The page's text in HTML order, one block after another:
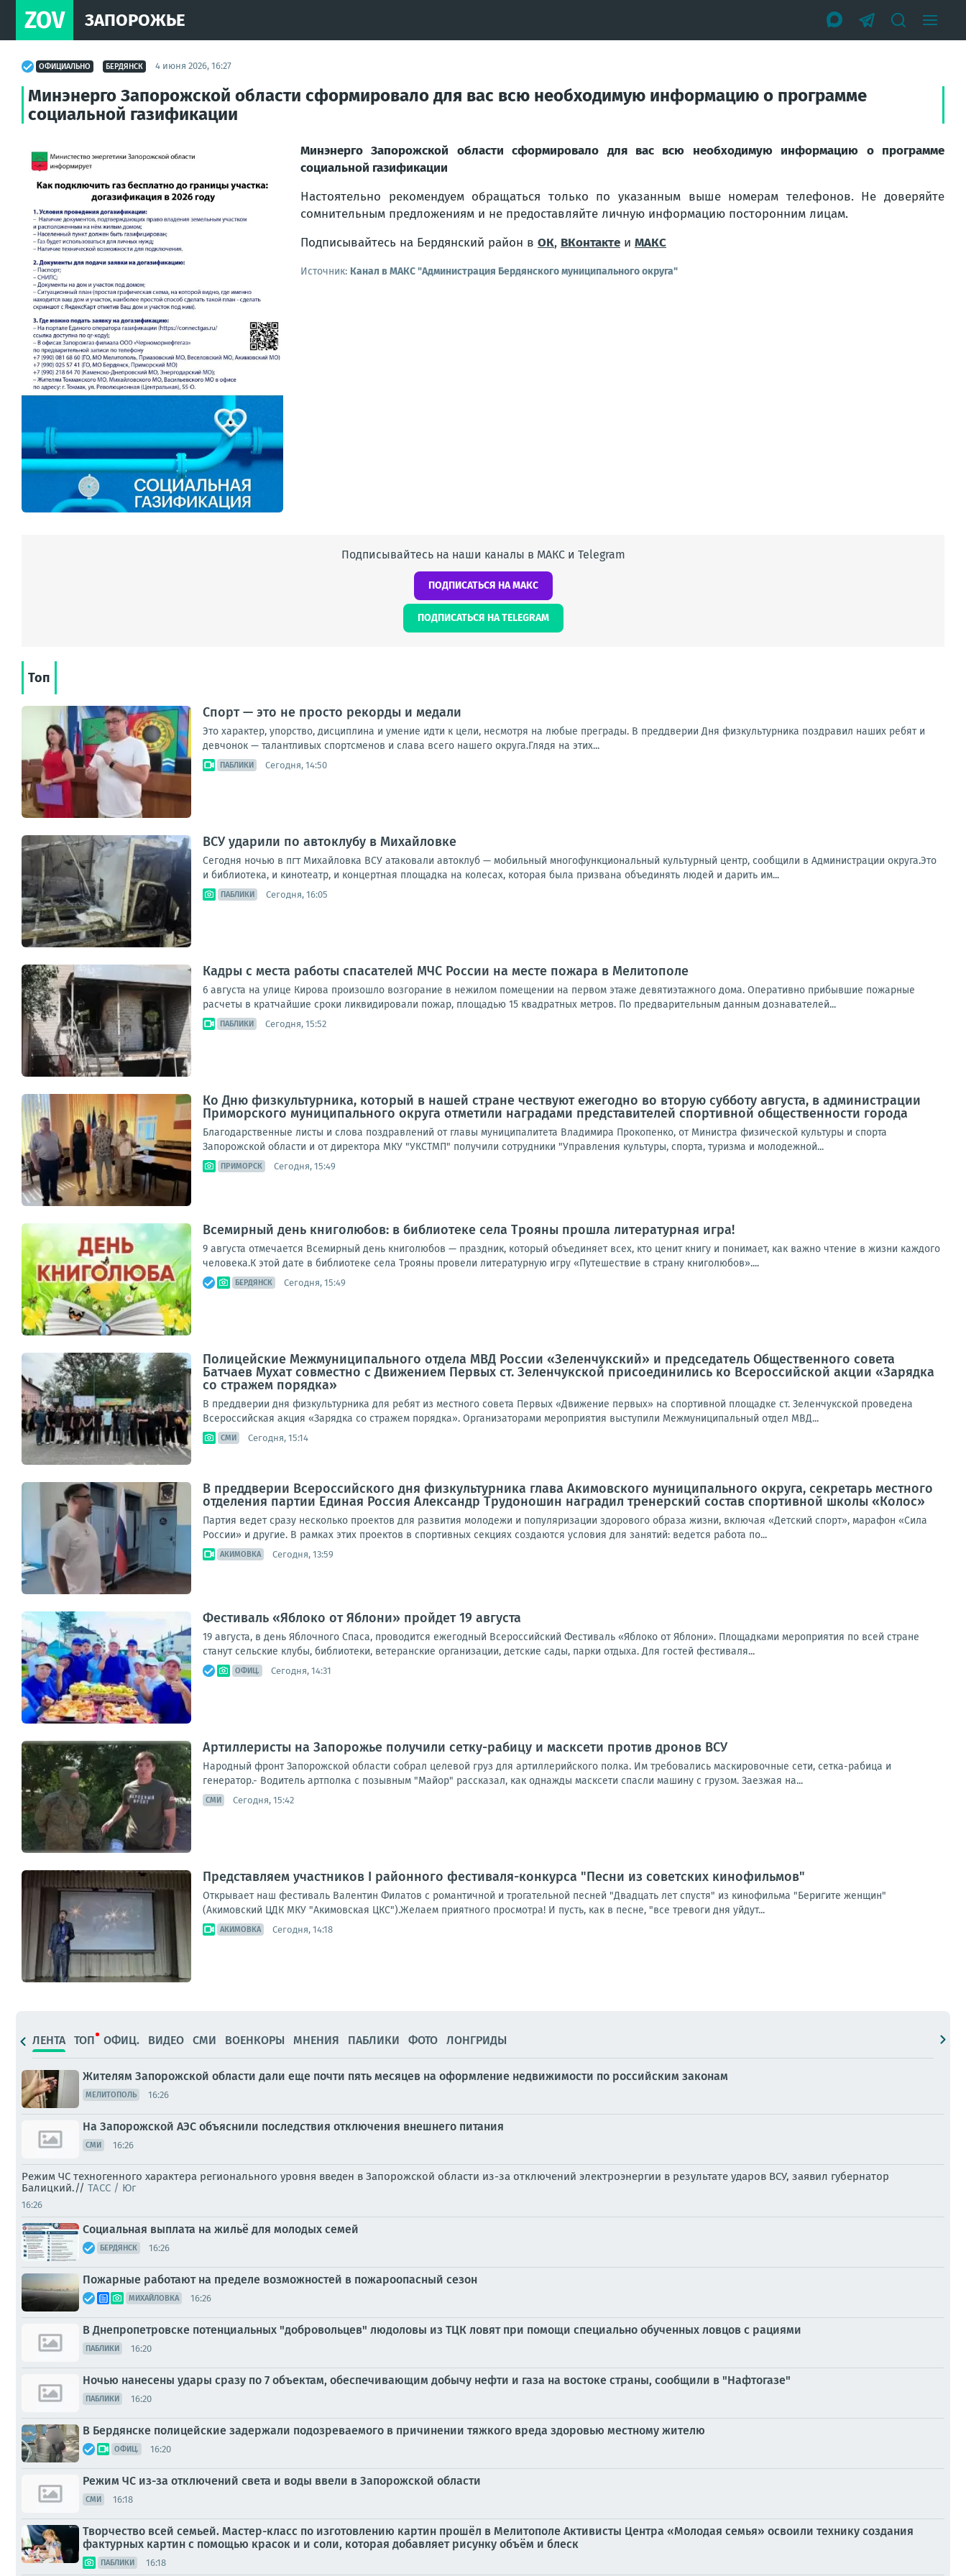
ZOV ЗАПОРОЖЬЕ
ОФИЦИАЛЬНО БЕРДЯНСК 4 июня 2026, 16:27
Минэнерго Запорожской области сформировало для вас всю необходимую информацию о программе
социальной газификации
Минэнерго Запорожской области сформировало для вас всю необходимую информацию о программе
социальной газификации
Настоятельно рекомендуем обращаться только по указанным выше номерам телефонов. Не доверяйте
сомнительным предложениям и не предоставляйте личную информацию посторонним лицам.
Подписывайтесь на Бердянский район в ОК, ВКонтакте и МАКС
Источник: Канал в МАКС "Администрация Бердянского муниципального округа"
Подписывайтесь на наши каналы в МАКС и Telegram
ПОДПИСАТЬСЯ НА МАКС
ПОДПИСАТЬСЯ НА TELEGRAM
Топ
Спорт — это не просто рекорды и медали
Это характер, упорство, дисциплина и умение идти к цели, несмотря на любые преграды. В преддверии Дня физкультурника поздравил наших ребят и
девчонок — талантливых спортсменов и слава всего нашего округа.Глядя на этих...
ПАБЛИКИ Сегодня, 14:50
ВСУ ударили по автоклубу в Михайловке
Сегодня ночью в пгт Михайловка ВСУ атаковали автоклуб — мобильный многофункциональный культурный центр, сообщили в Администрации округа.Это
и библиотека, и кинотеатр, и концертная площадка на колесах, которая была призвана объединять людей и дарить им...
ПАБЛИКИ Сегодня, 16:05
Кадры с места работы спасателей МЧС России на месте пожара в Мелитополе
6 августа на улице Кирова произошло возгорание в нежилом помещении на первом этаже девятиэтажного дома. Оперативно прибывшие пожарные
расчеты в кратчайшие сроки ликвидировали пожар, площадью 15 квадратных метров. По предварительным данным дознавателей...
ПАБЛИКИ Сегодня, 15:52
Ко Дню физкультурника, который в нашей стране чествуют ежегодно во вторую субботу августа, в администрации
Приморского муниципального округа отметили наградами представителей спортивной общественности города
Благодарственные листы и слова поздравлений от главы муниципалитета Владимира Прокопенко, от Министра физической культуры и спорта
Запорожской области и от директора МКУ "УКСТМП" получили сотрудники "Управления культуры, спорта, туризма и молодежной...
ПРИМОРСК Сегодня, 15:49
Всемирный день книголюбов: в библиотеке села Трояны прошла литературная игра!
9 августа отмечается Всемирный день книголюбов — праздник, который объединяет всех, кто ценит книгу и понимает, как важно чтение в жизни каждого
человека.К этой дате в библиотеке села Трояны провели литературную игру «Путешествие в страну книголюбов»....
БЕРДЯНСК Сегодня, 15:49
Полицейские Межмуниципального отдела МВД России «Зеленчукский» и председатель Общественного совета
Батчаев Мухат совместно с Движением Первых ст. Зеленчукской присоединились ко Всероссийской акции «Зарядка
со стражем порядка»
В преддверии дня физкультурника для ребят из местного совета Первых «Движение первых» на спортивной площадке ст. Зеленчукской проведена
Всероссийская акция «Зарядка со стражем порядка». Организаторами мероприятия выступили Межмуниципальный отдел МВД...
СМИ Сегодня, 15:14
В преддверии Всероссийского дня физкультурника глава Акимовского муниципального округа, секретарь местного
отделения партии Единая Россия Александр Трудоношин наградил тренерский состав спортивной школы «Колос»
Партия ведет сразу несколько проектов для развития молодежи и популяризации здорового образа жизни, включая «Детский спорт», марафон «Сила
России» и другие. В рамках этих проектов в спортивных секциях создаются условия для занятий: ведется работа по...
АКИМОВКА Сегодня, 13:59
Фестиваль «Яблоко от Яблони» пройдет 19 августа
19 августа, в день Яблочного Спаса, проводится ежегодный Всероссийский Фестиваль «Яблоко от Яблони». Площадками мероприятия по всей стране
станут сельские клубы, библиотеки, ветеранские организации, детские сады, парки отдыха. Для гостей фестиваля...
ОФИЦ. Сегодня, 14:31
Артиллеристы на Запорожье получили сетку-рабицу и масксети против дронов ВСУ
Народный фронт Запорожской области собрал целевой груз для артиллерийского полка. Им требовались маскировочные сети, сетка-рабица и
генератор.- Водитель артполка с позывным "Майор" рассказал, как однажды масксети спасли машину с грузом. Заезжая на...
СМИ Сегодня, 15:42
Представляем участников I районного фестиваля-конкурса "Песни из советских кинофильмов"
Открывает наш фестиваль Валентин Филатов с романтичной и трогательной песней "Двадцать лет спустя" из кинофильма "Беригите женщин"
(Акимовский ЦДК МКУ "Акимовская ЦКС").Желаем приятного просмотра! И пусть, как в песне, "все тревоги дня уйдут...
АКИМОВКА Сегодня, 14:18
ЛЕНТА ТОП ОФИЦ. ВИДЕО СМИ ВОЕНКОРЫ МНЕНИЯ ПАБЛИКИ ФОТО ЛОНГРИДЫ
Жителям Запорожской области дали еще почти пять месяцев на оформление недвижимости по российским законам
МЕЛИТОПОЛЬ 16:26
На Запорожской АЭС объяснили последствия отключения внешнего питания
СМИ 16:26
Режим ЧС техногенного характера регионального уровня введен в Запорожской области из-за отключений электроэнергии в результате ударов ВСУ, заявил губернатор
Балицкий.// ТАСС / Юг
16:26
Социальная выплата на жильё для молодых семей
БЕРДЯНСК 16:26
Пожарные работают на пределе возможностей в пожароопасный сезон
МИХАЙЛОВКА 16:26
В Днепропетровске потенциальных "добровольцев" людоловы из ТЦК ловят при помощи специально обученных ловцов с рациями
ПАБЛИКИ 16:20
Ночью нанесены удары сразу по 7 объектам, обеспечивающим добычу нефти и газа на востоке страны, сообщили в "Нафтогазе"
ПАБЛИКИ 16:20
В Бердянске полицейские задержали подозреваемого в причинении тяжкого вреда здоровью местному жителю
ОФИЦ. 16:20
Режим ЧС из-за отключений света и воды ввели в Запорожской области
СМИ 16:18
Творчество всей семьей. Мастер-класс по изготовлению картин прошёл в Мелитополе Активисты Центра «Молодая семья» освоили технику создания
фактурных картин с помощью красок и и соли, которая добавляет рисунку объём и блеск
ПАБЛИКИ 16:18